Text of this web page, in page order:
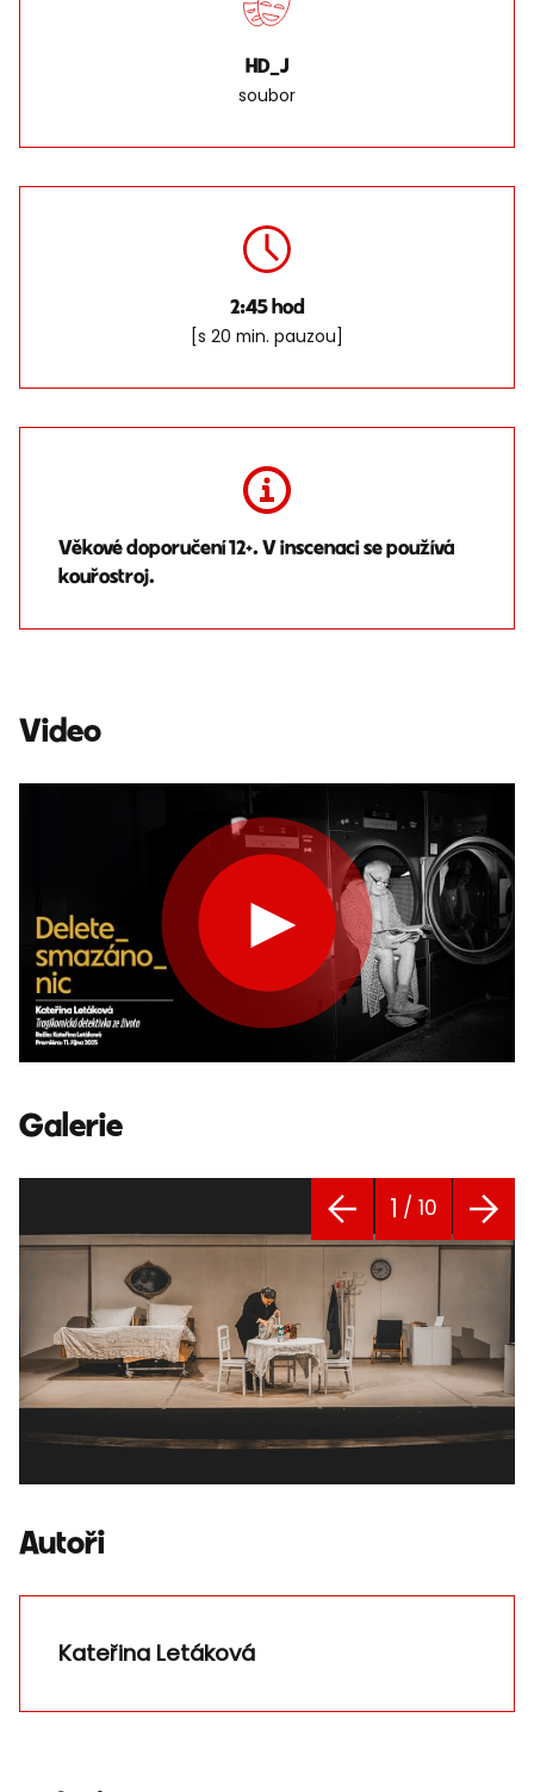
HD_J
soubor
2:45 hod
[s 20 min. pauzou]
Věkové doporučení 12+. V inscenaci se používá
kouřostroj.
Video
Galerie
1 / 10
Autoři
Kateřina Letáková